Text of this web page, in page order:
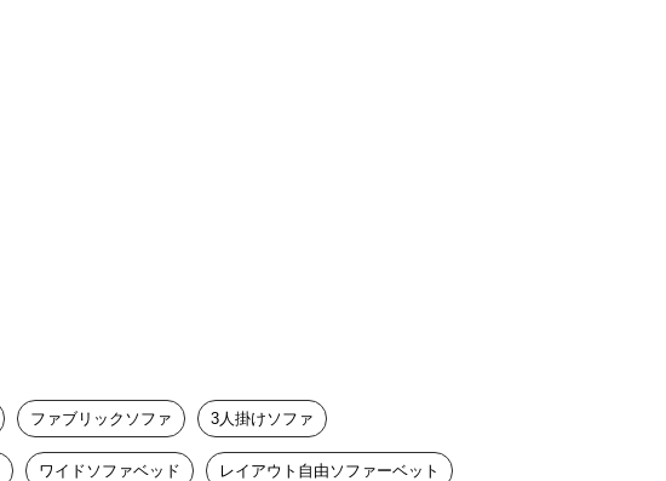
ファブリックソファ 3人掛けソファ
ワイドソファベッド レイアウト自由ソファーベット